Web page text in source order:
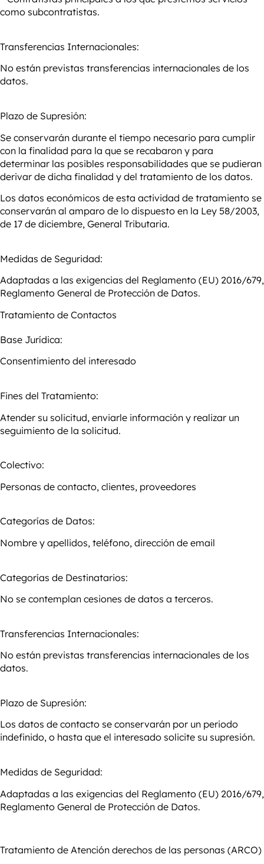
como subcontratistas.
Transferencias Internacionales:
No están previstas transferencias internacionales de los
datos.
Plazo de Supresión:
Se conservarán durante el tiempo necesario para cumplir
con la finalidad para la que se recabaron y para
determinar las posibles responsabilidades que se pudieran
derivar de dicha finalidad y del tratamiento de los datos.
Los datos económicos de esta actividad de tratamiento se
conservarán al amparo de lo dispuesto en la Ley 58/2003,
de 17 de diciembre, General Tributaria.
Medidas de Seguridad:
Adaptadas a las exigencias del Reglamento (EU) 2016/679,
Reglamento General de Protección de Datos.
Tratamiento de Contactos
Base Jurídica:
Consentimiento del interesado
Fines del Tratamiento:
Atender su solicitud, enviarle información y realizar un
seguimiento de la solicitud.
Colectivo:
Personas de contacto, clientes, proveedores
Categorías de Datos:
Nombre y apellidos, teléfono, dirección de email
Categorías de Destinatarios:
No se contemplan cesiones de datos a terceros.
Transferencias Internacionales:
No están previstas transferencias internacionales de los
datos.
Plazo de Supresión:
Los datos de contacto se conservarán por un periodo
indefinido, o hasta que el interesado solicite su supresión.
Medidas de Seguridad:
Adaptadas a las exigencias del Reglamento (EU) 2016/679,
Reglamento General de Protección de Datos.
Tratamiento de Atención derechos de las personas (ARCO)